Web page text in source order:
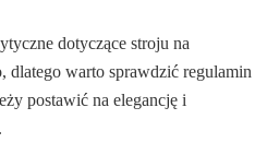
dotyczące stroju na
dlatego warto sprawdzić regulamin
postawić na elegancję i